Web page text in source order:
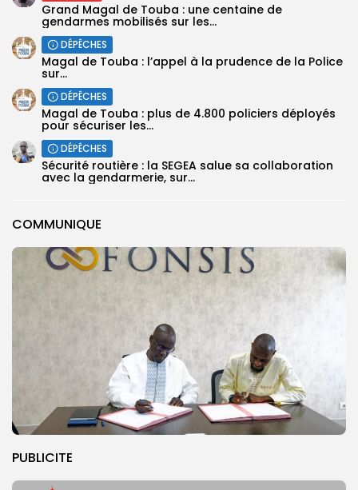
COMMUNIQUE
PUBLICITE
Grand Magal de Touba : une centaine de
gendarmes mobilisés sur les...
DÉPÊCHES
Magal de Touba : l’appel à la prudence de la Police
sur...
DÉPÊCHES
Magal de Touba : plus de 4.800 policiers déployés
pour sécuriser les...
DÉPÊCHES
Sécurité routière : la SEGEA salue sa collaboration
avec la gendarmerie, sur...